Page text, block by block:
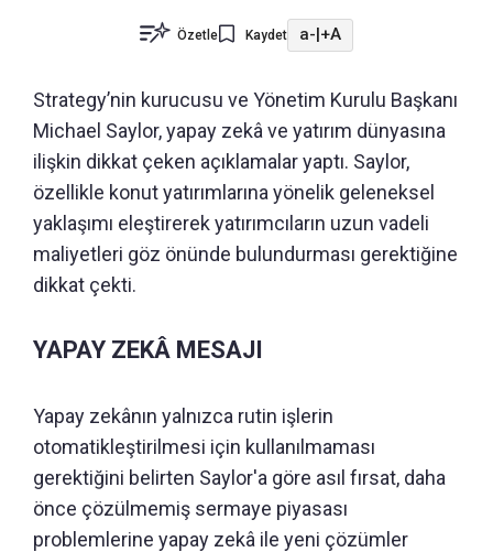
Özetle Kaydet a-|+A
Strategy’nin kurucusu ve Yönetim Kurulu Başkanı
Michael Saylor, yapay zekâ ve yatırım dünyasına
ilişkin dikkat çeken açıklamalar yaptı. Saylor,
özellikle konut yatırımlarına yönelik geleneksel
yaklaşımı eleştirerek yatırımcıların uzun vadeli
maliyetleri göz önünde bulundurması gerektiğine
dikkat çekti.
YAPAY ZEKÂ MESAJI
Yapay zekânın yalnızca rutin işlerin
otomatikleştirilmesi için kullanılmaması
gerektiğini belirten Saylor'a göre asıl fırsat, daha
önce çözülmemiş sermaye piyasası
problemlerine yapay zekâ ile yeni çözümler